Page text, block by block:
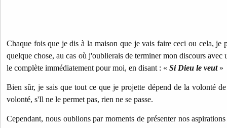
Chaque fois que je dis à la maison que je vais faire ceci ou cela, je
quelque chose, au cas où j'oublierais de terminer mon discours avec
le complète immédiatement pour moi, en disant : « Si Dieu le veut»
Bien sûr, je sais que tout ce que je projette dépend de la volonté
volonté, s'Il ne le permet pas, rien ne se passe.
Cependant, nous oublions par moments de présenter nos